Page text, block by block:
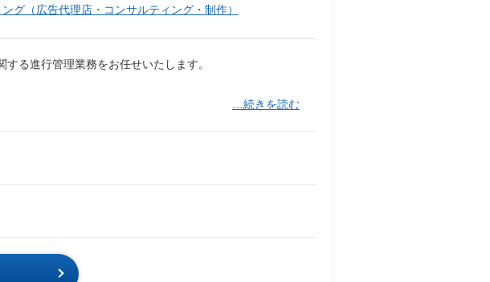
グ（広告代理店・コンサルティング・制作）
る進行管理業務をお任せいたします。
…続きを読む